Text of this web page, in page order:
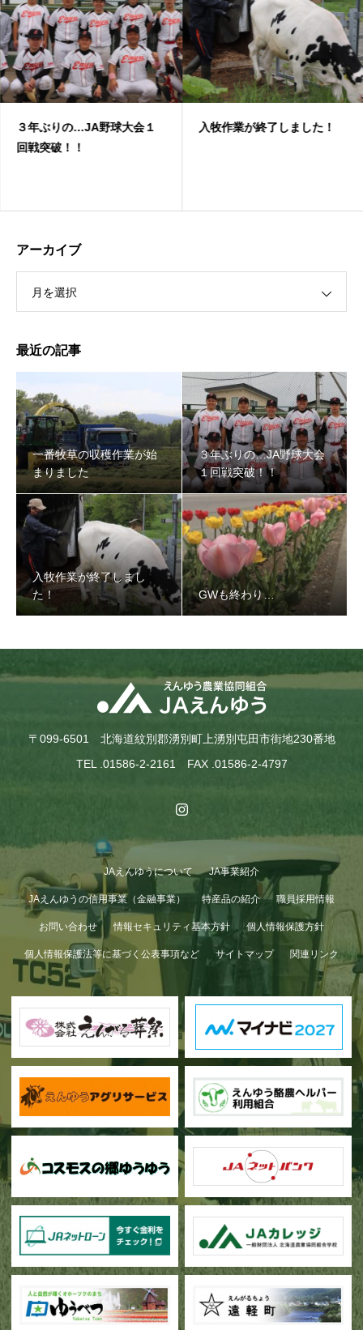
３年ぶりの…JA野球大会１
回戦突破！！
入牧作業が終了しました！
アーカイブ
月を選択
最近の記事
一番牧草の収穫作業が始
まりました
３年ぶりの…JA野球大会
１回戦突破！！
入牧作業が終了しまし
た！
GWも終わり…
〒099-6501 北海道紋別郡湧別町上湧別屯田市街地230番地
TEL .01586-2-2161 FAX .01586-2-4797
JAえんゆうについて JA事業紹介
JAえんゆうの信用事業（金融事業） 特産品の紹介 職員採用情報
お問い合わせ 情報セキュリティ基本方針 個人情報保護方針
個人情報保護法等に基づく公表事項など サイトマップ 関連リンク